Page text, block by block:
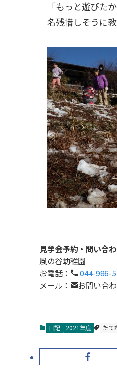
「もっと遊びた
名残惜しそうに
見学会予約・問い合
風の谷幼稚園
お電話：
044-986-
メール：
お問い合
日記 2021年度 たて